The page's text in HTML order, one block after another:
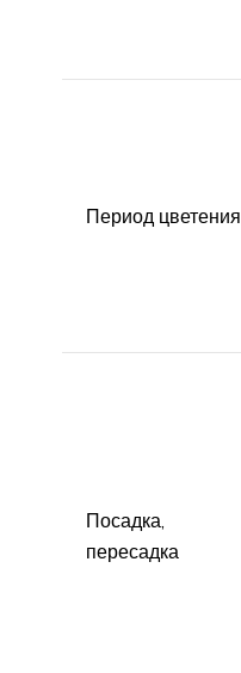
Период цветения
Посадка,
пересадка